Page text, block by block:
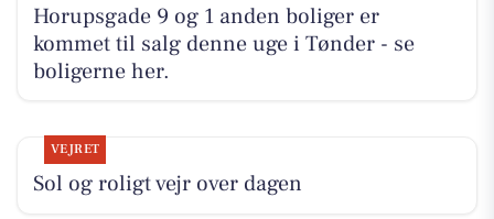
Horupsgade 9 og 1 anden boliger er
kommet til salg denne uge i Tønder - se
boligerne her.
VEJRET
Sol og roligt vejr over dagen